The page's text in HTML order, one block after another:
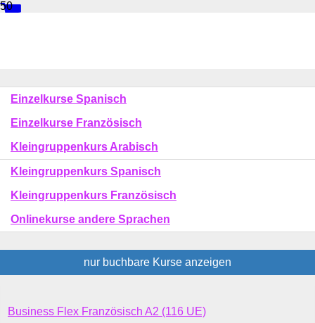
andere
Sprachen
Einzelkurse Spanisch
Einzelkurse Französisch
Kleingruppenkurs Arabisch
Kleingruppenkurs Spanisch
Kleingruppenkurs Französisch
Onlinekurse andere Sprachen
nur buchbare Kurse anzeigen
können
Business Flex Französisch A2 (116 UE)